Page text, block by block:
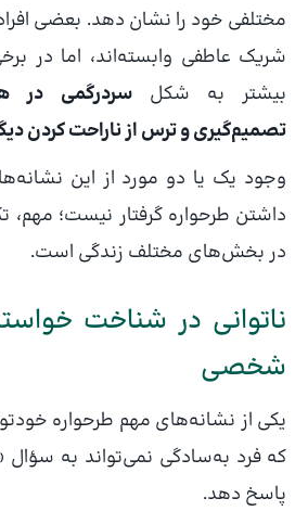
مختلفی خود را نشان دهد. بعضی افراد
شریک عاطفی وابسته‌اند، اما در
بیشتر به شکلسردرگمی در
تصمیم‌گیری و ترس از ناراحت کردن
وجود یک یا دو مورد از این
داشتن طرحواره گرفتار نیست؛ مهم،
در بخش‌های مختلف زندگی است.
ناتوانی در شناخت
شخصی
یکی از نشانه‌های مهم طرحواره
که فرد به‌سادگی نمی‌تواند به
پاسخ دهد.